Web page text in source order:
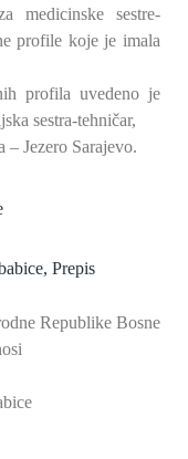
medicinske sestre-
profile koje je imala
profila uvedeno je
sestra-tehničar,
– Jezero Sarajevo.
Prepis
Republike Bosne